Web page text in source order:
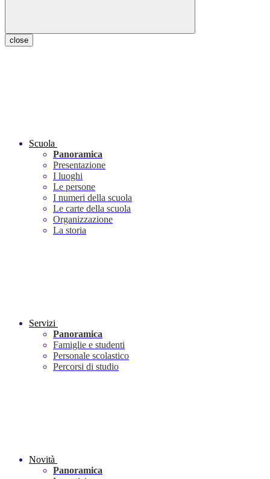
close
Scuola
Panoramica
Presentazione
I luoghi
Le persone
I numeri della scuola
Le carte della scuola
Organizzazione
La storia
Servizi
Panoramica
Famiglie e studenti
Personale scolastico
Percorsi di studio
Novità
Panoramica